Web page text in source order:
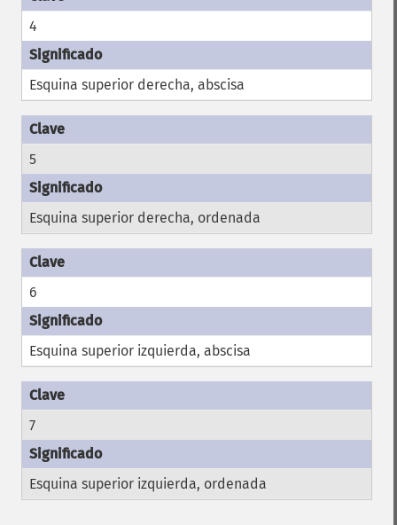
4
Esquina superior derecha, abscisa
5
Esquina superior derecha, ordenada
6
Esquina superior izquierda, abscisa
7
Esquina superior izquierda, ordenada